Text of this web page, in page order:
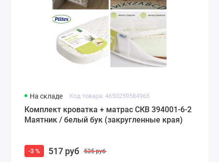
На складе Код товара: 4650259584965
Комплект кроватка + матрас СКВ 394001-6-2
Маятник / белый бук (закругленные края)
-3 % 517 руб 535 руб